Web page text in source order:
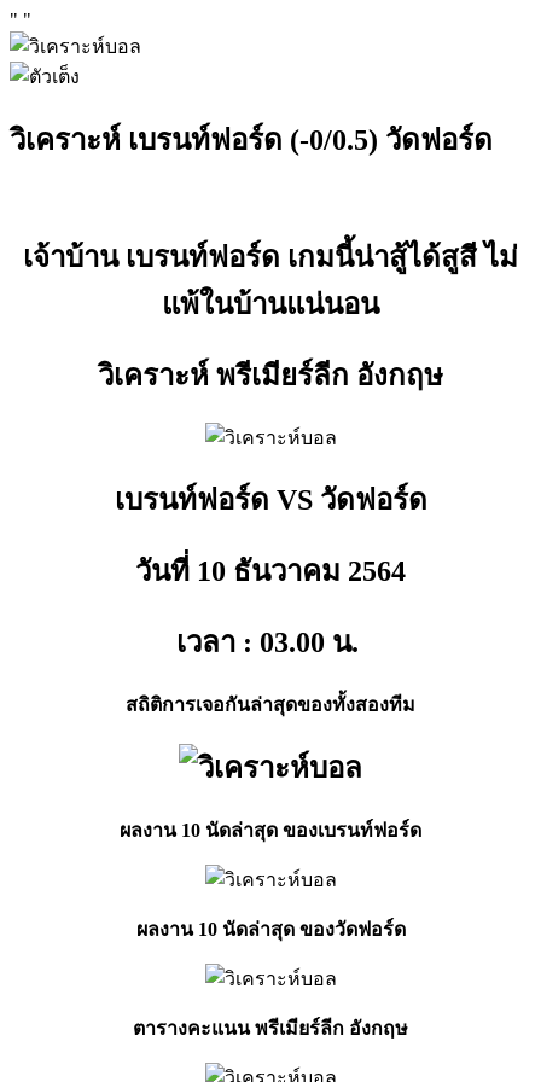
" "
วิเคราะห์ เบรนท์ฟอร์ด (-0/0.5) วัดฟอร์ด
เจ้าบ้าน เบรนท์ฟอร์ด เกมนี้น่าสู้ได้สูสี ไม่
แพ้ในบ้านแน่นอน
วิเคราะห์ พรีเมียร์ลีก อังกฤษ
เบรนท์ฟอร์ด VS วัดฟอร์ด
วันที่ 10 ธันวาคม 2564
เวลา : 03.00 น.
สถิติการเจอกันล่าสุดของทั้งสองทีม
ผลงาน 10 นัดล่าสุด ของเบรนท์ฟอร์ด
ผลงาน 10 นัดล่าสุด ของวัดฟอร์ด
ตารางคะแนน พรีเมียร์ลีก อังกฤษ